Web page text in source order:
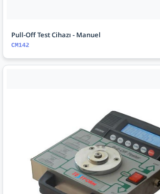
Pull-Off Test Cihazı - Manuel
CM142